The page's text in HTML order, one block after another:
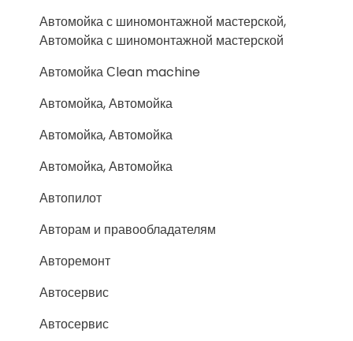
Автомойка с шиномонтажной мастерской,
Автомойка с шиномонтажной мастерской
Автомойка Сlean machine
Автомойка, Автомойка
Автомойка, Автомойка
Автомойка, Автомойка
Автопилот
Авторам и правообладателям
Авторемонт
Автосервис
Автосервис